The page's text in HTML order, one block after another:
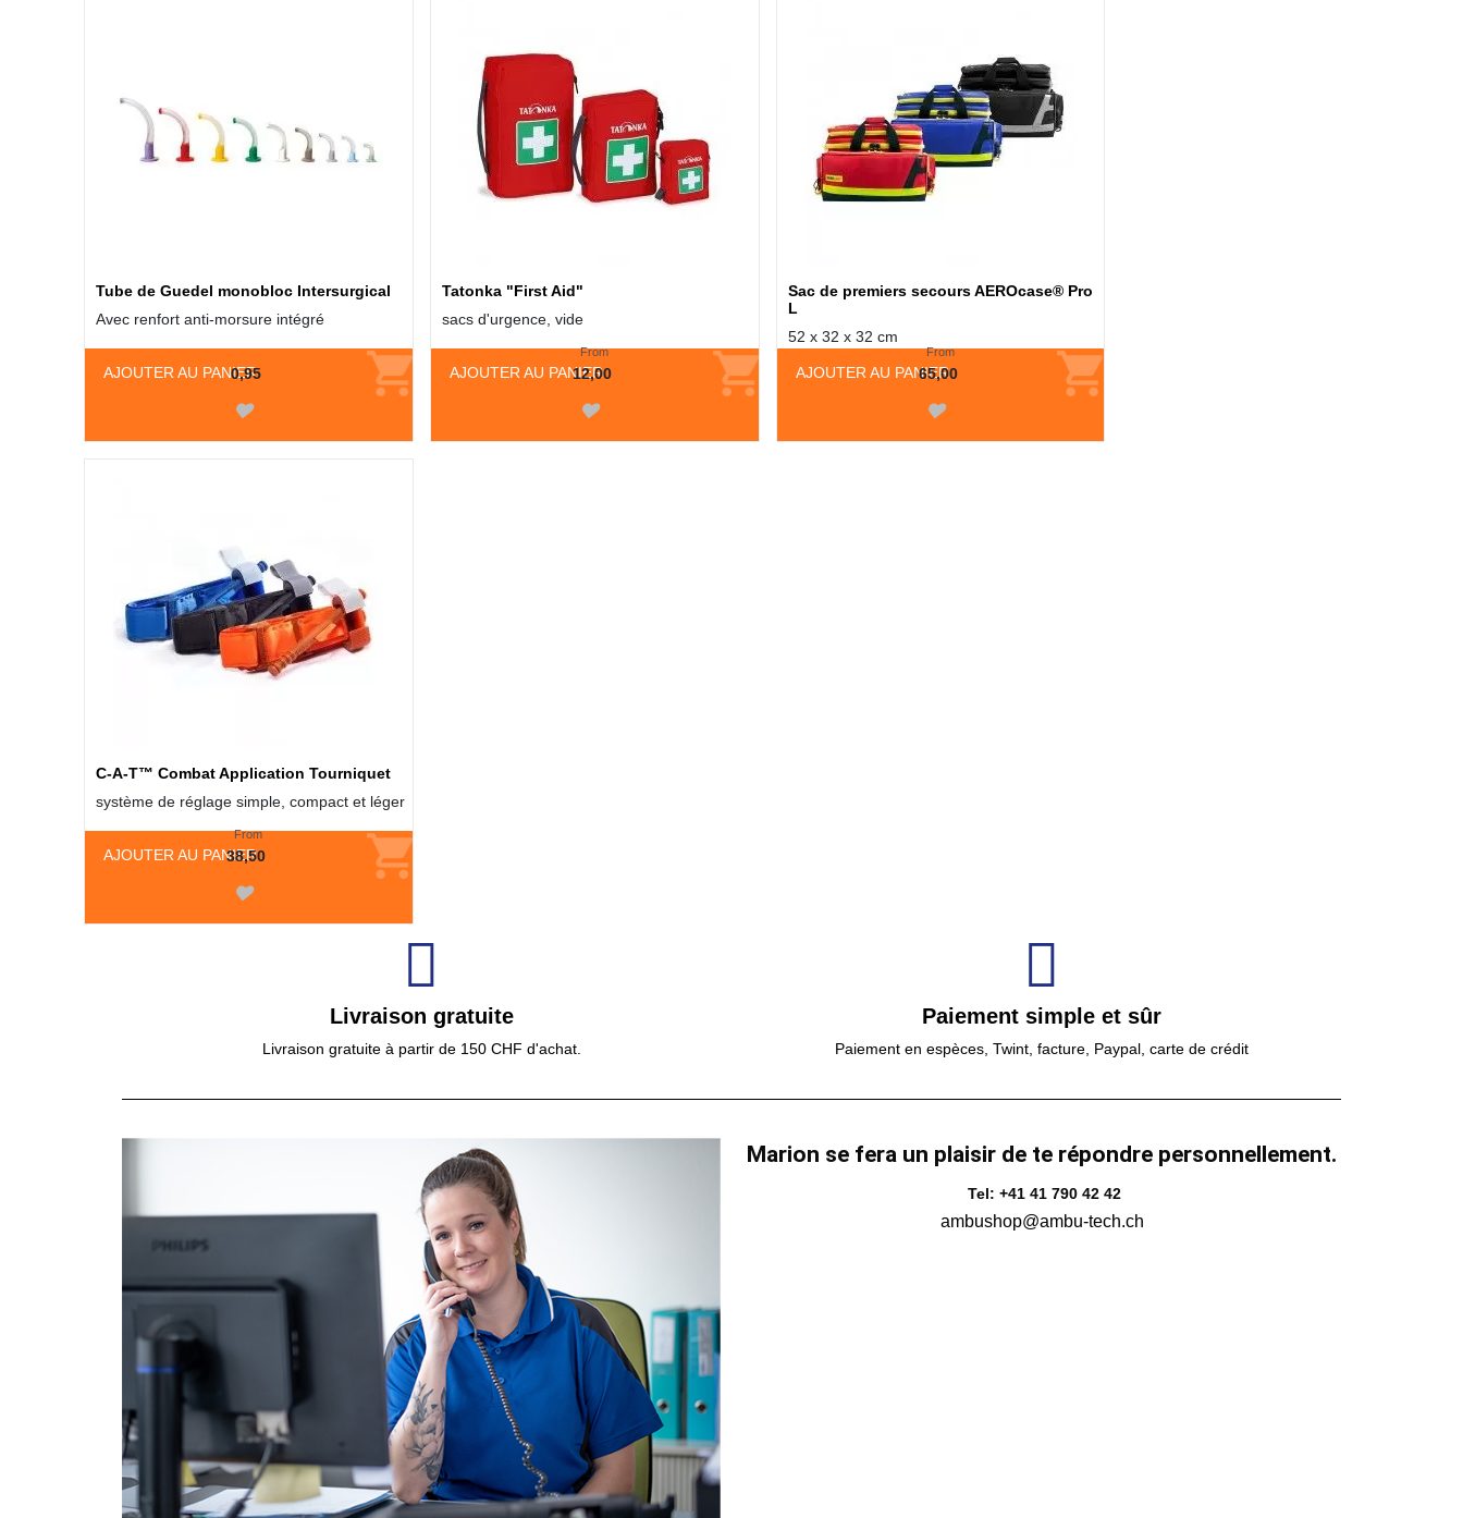
Tube de Guedel monobloc Intersurgical
Avec renfort anti-morsure intégré
AJOUTER AU PANIER
0,95
Tatonka "First Aid"
sacs d'urgence, vide
AJOUTER AU PANIER
From
12,00
Sac de premiers secours AEROcase® Pro
L
52 x 32 x 32 cm
AJOUTER AU PANIER
From
65,00
C-A-T™ Combat Application Tourniquet
système de réglage simple, compact et léger
AJOUTER AU PANIER
From
38,50
Livraison gratuite
Livraison gratuite à partir de 150 CHF d'achat.
Paiement simple et sûr
Paiement en espèces, Twint, facture, Paypal, carte de crédit
Marion se fera un plaisir de te répondre personnellement.
Tel: +41 41 790 42 42
ambushop@ambu-tech.ch